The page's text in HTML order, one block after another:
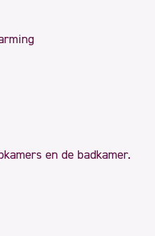
en de badkamer.